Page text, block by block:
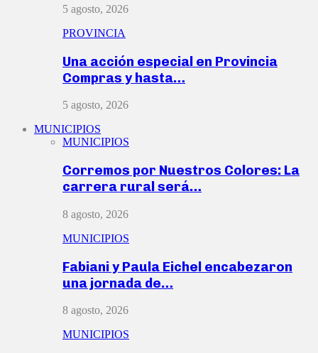
5 agosto, 2026
PROVINCIA
Una acción especial en Provincia
Compras y hasta…
5 agosto, 2026
MUNICIPIOS
MUNICIPIOS
Corremos por Nuestros Colores: La
carrera rural será…
8 agosto, 2026
MUNICIPIOS
Fabiani y Paula Eichel encabezaron
una jornada de…
8 agosto, 2026
MUNICIPIOS